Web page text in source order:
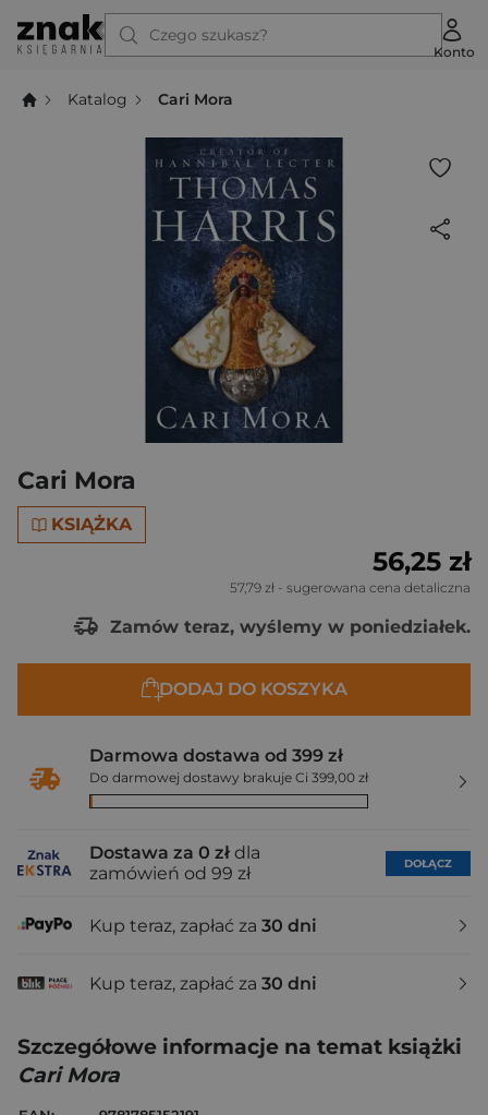
Czego szukasz?
Konto
Katalog Cari Mora
Cari Mora
KSIĄŻKA
56,25 zł
57,79 zł - sugerowana cena detaliczna
Zamów teraz, wyślemy w poniedziałek.
DODAJ DO KOSZYKA
Darmowa dostawa od 399 zł
Do darmowej dostawy brakuje Ci 399,00 zł
Dostawa za 0 zł dla
zamówień od 99 zł
DOŁĄCZ
Kup teraz, zapłać za 30 dni
Kup teraz, zapłać za 30 dni
Szczegółowe informacje na temat książki
Cari Mora